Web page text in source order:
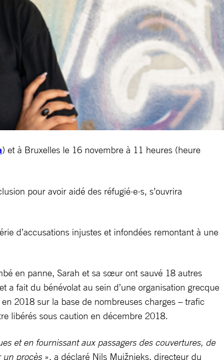
) et à Bruxelles le 16 novembre à 11 heures (heure
pour avoir aidé des réfugié·e·s, s’ouvrira
d’accusations injustes et infondées remontant à une
en panne, Sarah et sa sœur ont sauvé 18 autres
a fait du bénévolat au sein d’une organisation grecque
2018 sur la base de nombreuses charges – trafic
libérés sous caution en décembre 2018.
et en fournissant aux passagers des couvertures, de
un procès », a déclaré Nils Muižnieks, directeur du